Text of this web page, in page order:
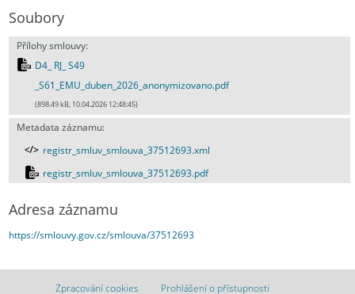
Soubory
Přílohy smlouvy:
D4_ RJ_ S49
_S61_EMU_duben_2026_anonymizovano.pdf
(898.49 kB, 10.04.2026 12:48:45)
Metadata záznamu:
registr_smluv_smlouva_37512693.xml
registr_smluv_smlouva_37512693.pdf
Adresa záznamu
https://smlouvy.gov.cz/smlouva/37512693
Zpracování cookies Prohlášení o přístupnosti